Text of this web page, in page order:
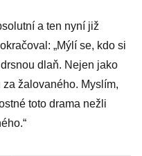
a ten nyní již
„Mýlí se, kdo si
dlaň. Nejen jako
žalovaného. Myslím,
toto drama nežli